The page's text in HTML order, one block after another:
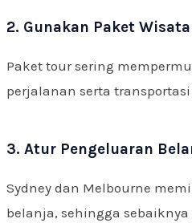
2. Gunakan Paket Wisata
Paket tour sering
perjalanan serta
3. Atur Pengeluaran
Sydney dan Melbourne
belanja, sehingga